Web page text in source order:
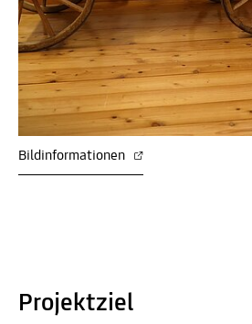
Bildinformationen
Projektziel